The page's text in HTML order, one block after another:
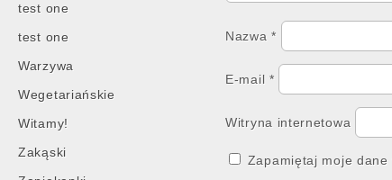
test one
test one
Warzywa
Wegetariańskie
Witamy!
Zakąski
Nazwa*
E-mail *
Witryna internetowa
Zapamiętaj moje